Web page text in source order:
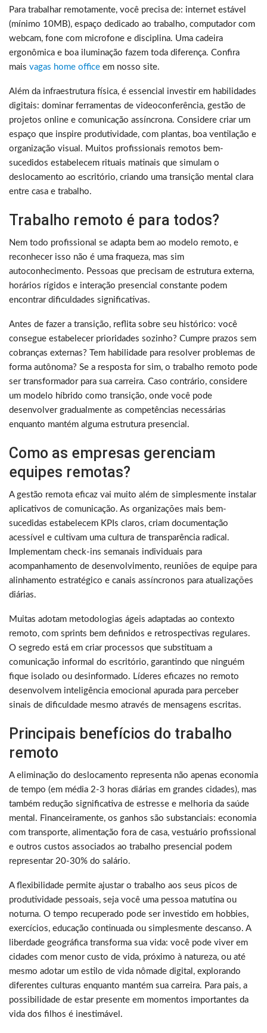
Para trabalhar remotamente, você precisa de: internet estável
(mínimo 10MB), espaço dedicado ao trabalho, computador com
webcam, fone com microfone e disciplina. Uma cadeira
ergonômica e boa iluminação fazem toda diferença. Confira
mais vagas home office em nosso site.
Além da infraestrutura física, é essencial investir em habilidades
digitais: dominar ferramentas de videoconferência, gestão de
projetos online e comunicação assíncrona. Considere criar um
espaço que inspire produtividade, com plantas, boa ventilação e
organização visual. Muitos profissionais remotos bem-
sucedidos estabelecem rituais matinais que simulam o
deslocamento ao escritório, criando uma transição mental clara
entre casa e trabalho.
Trabalho remoto é para todos?
Nem todo profissional se adapta bem ao modelo remoto, e
reconhecer isso não é uma fraqueza, mas sim
autoconhecimento. Pessoas que precisam de estrutura externa,
horários rígidos e interação presencial constante podem
encontrar dificuldades significativas.
Antes de fazer a transição, reflita sobre seu histórico: você
consegue estabelecer prioridades sozinho? Cumpre prazos sem
cobranças externas? Tem habilidade para resolver problemas de
forma autônoma? Se a resposta for sim, o trabalho remoto pode
ser transformador para sua carreira. Caso contrário, considere
um modelo híbrido como transição, onde você pode
desenvolver gradualmente as competências necessárias
enquanto mantém alguma estrutura presencial.
Como as empresas gerenciam
equipes remotas?
A gestão remota eficaz vai muito além de simplesmente instalar
aplicativos de comunicação. As organizações mais bem-
sucedidas estabelecem KPIs claros, criam documentação
acessível e cultivam uma cultura de transparência radical.
Implementam check-ins semanais individuais para
acompanhamento de desenvolvimento, reuniões de equipe para
alinhamento estratégico e canais assíncronos para atualizações
diárias.
Muitas adotam metodologias ágeis adaptadas ao contexto
remoto, com sprints bem definidos e retrospectivas regulares.
O segredo está em criar processos que substituam a
comunicação informal do escritório, garantindo que ninguém
fique isolado ou desinformado. Líderes eficazes no remoto
desenvolvem inteligência emocional apurada para perceber
sinais de dificuldade mesmo através de mensagens escritas.
Principais benefícios do trabalho
remoto
A eliminação do deslocamento representa não apenas economia
de tempo (em média 2-3 horas diárias em grandes cidades), mas
também redução significativa de estresse e melhoria da saúde
mental. Financeiramente, os ganhos são substanciais: economia
com transporte, alimentação fora de casa, vestuário profissional
e outros custos associados ao trabalho presencial podem
representar 20-30% do salário.
A flexibilidade permite ajustar o trabalho aos seus picos de
produtividade pessoais, seja você uma pessoa matutina ou
noturna. O tempo recuperado pode ser investido em hobbies,
exercícios, educação continuada ou simplesmente descanso. A
liberdade geográfica transforma sua vida: você pode viver em
cidades com menor custo de vida, próximo à natureza, ou até
mesmo adotar um estilo de vida nômade digital, explorando
diferentes culturas enquanto mantém sua carreira. Para pais, a
possibilidade de estar presente em momentos importantes da
vida dos filhos é inestimável.